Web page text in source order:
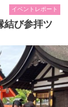
イベントレポート
結び参拝ツ